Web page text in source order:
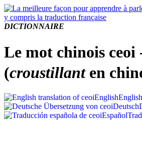
DICTIONNAIRE
Le mot chinois ceoi
(croustillanten
English
Deutsch
Español